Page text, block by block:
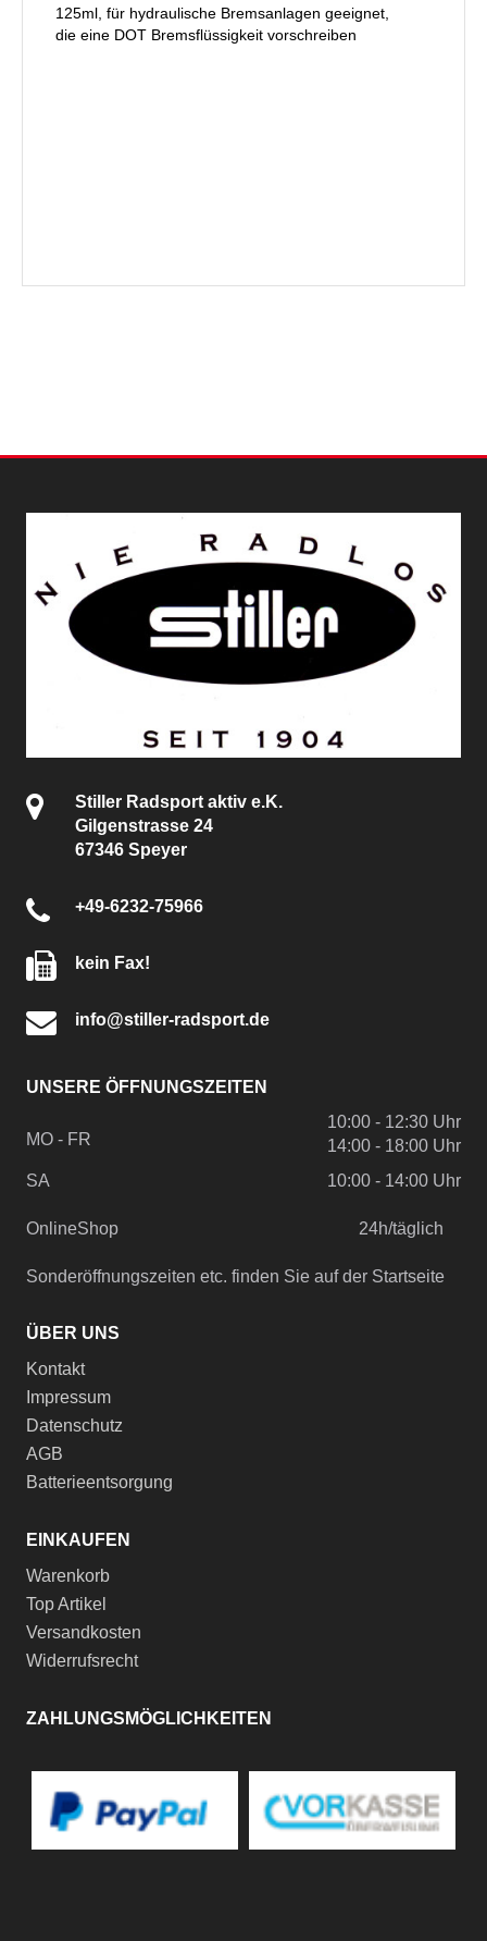
125ml, für hydraulische Bremsanlagen geeignet,
die eine DOT Bremsflüssigkeit vorschreiben
Stiller Radsport aktiv e.K.
Gilgenstrasse 24
67346 Speyer
+49-6232-75966
kein Fax!
info@stiller-radsport.de
UNSERE ÖFFNUNGSZEITEN
MO - FR
10:00 - 12:30 Uhr
14:00 - 18:00 Uhr
SA
10:00 - 14:00 Uhr
OnlineShop 24h/täglich
Sonderöffnungszeiten etc. finden Sie auf der Startseite
ÜBER UNS
Kontakt
Impressum
Datenschutz
AGB
Batterieentsorgung
EINKAUFEN
Warenkorb
Top Artikel
Versandkosten
Widerrufsrecht
ZAHLUNGSMÖGLICHKEITEN